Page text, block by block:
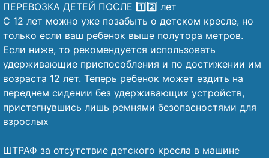
ПЕРЕВОЗКА ДЕТЕЙ ПОСЛЕ 1️⃣2️⃣ лет
С 12 лет можно уже позабыть о детском кресле, но
только если ваш ребенок выше полутора метров.
Если ниже, то рекомендуется использовать
удерживающие приспособления и по достижении им
возраста 12 лет. Теперь ребенок может ездить на
переднем сидении без удерживающих устройств,
пристегнувшись лишь ремнями безопасностями для
взрослых
ШТРАФ за отсутствие детского кресла в машине